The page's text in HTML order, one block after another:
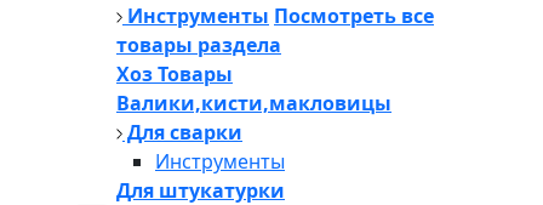
Инструменты Посмотреть все
товары раздела
Хоз Товары
Валики,кисти,макловицы
Для сварки
Инструменты
Для штукатурки